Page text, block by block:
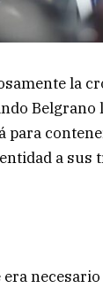
la
Belgrano
para
a sus